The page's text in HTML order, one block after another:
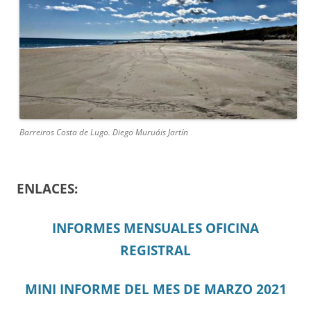
Barreiros Costa de Lugo. Diego Muruáis Jartín
ENLACES:
INFORMES MENSUALES OFICINA
REGISTRAL
MINI INFORME DEL MES DE MARZO 2021